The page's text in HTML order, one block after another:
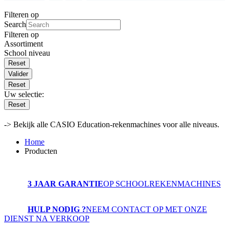
Filteren op
Search
Filteren op
Assortiment
School niveau
Valider
Reset
Uw selectie:
Reset
-> Bekijk alle CASIO Education-rekenmachines voor alle niveaus.
Home
Producten
3 JAAR GARANTIEOP SCHOOLREKENMACHINES
HULP NODIG ?NEEM CONTACT OP MET ONZE
DIENST NA VERKOOP